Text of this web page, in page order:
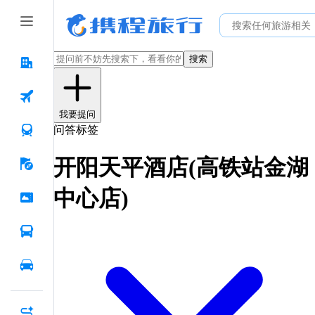
搜索
我要提问
问答标签
开阳天平酒店(高铁站金湖
中心店)